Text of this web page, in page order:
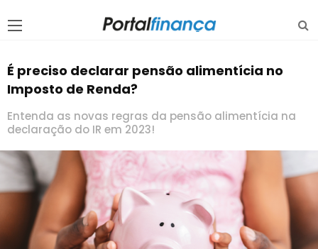
É preciso declarar pensão alimentícia no
Imposto de Renda?
Entenda as novas regras da pensão alimentícia na
declaração do IR em 2023!